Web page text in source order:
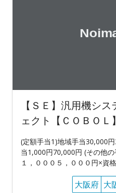
【ＳＥ】汎用機シ
ェクト【ＣＯＢＯＬ】
(定額手当1)地域手当30,000
当1,000円70,000円 (その他
１，０００５，０００円×資
大阪府 大